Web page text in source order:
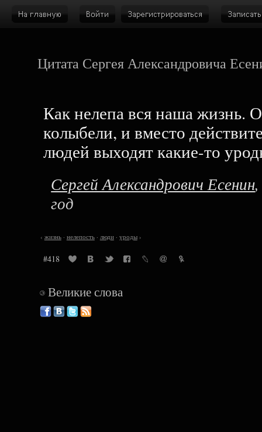
Цитата Сергея Александровича
Как нелепа вся наша жизнь.
колыбели, и вместо
людей выходят какие-то
Сергей Александрович Есенин
год
‹ жизнь· нелепость· люди· уроды›
#418
©Великие слова